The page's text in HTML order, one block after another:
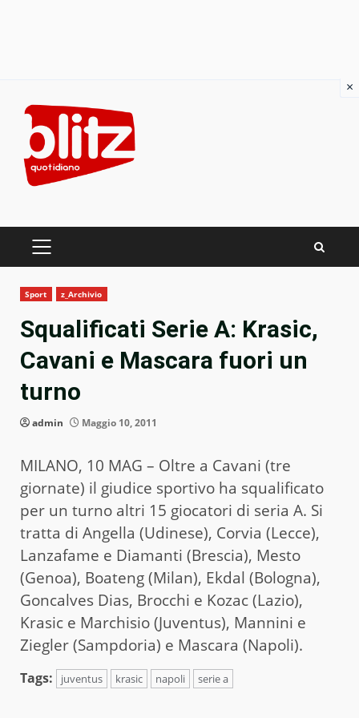
content
PRIMARY
Sport z_Archivio
Squalificati Serie A: Krasic,
Cavani e Mascara fuori un
turno
admin Maggio 10, 2011
MILANO, 10 MAG – Oltre a Cavani (tre
giornate) il giudice sportivo ha squalificato
per un turno altri 15 giocatori di seria A. Si
tratta di Angella (Udinese), Corvia (Lecce),
Lanzafame e Diamanti (Brescia), Mesto
(Genoa), Boateng (Milan), Ekdal (Bologna),
Goncalves Dias, Brocchi e Kozac (Lazio),
Krasic e Marchisio (Juventus), Mannini e
Ziegler (Sampdoria) e Mascara (Napoli).
Tags: juventus krasic napoli serie a
×